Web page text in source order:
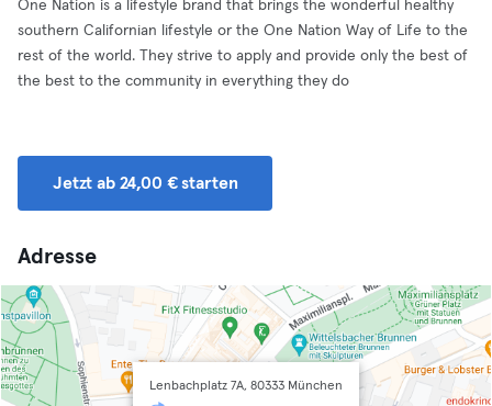
One Nation is a lifestyle brand that brings the wonderful healthy
southern Californian lifestyle or the One Nation Way of Life to the
rest of the world. They strive to apply and provide only the best of
the best to the community in everything they do
Jetzt ab 24,00 € starten
Adresse
Lenbachplatz 7A, 80333 München